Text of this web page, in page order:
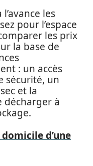
les
pour l’espace
les prix
la base de
: un accès
sécurité, un
et la
décharger à
d’une